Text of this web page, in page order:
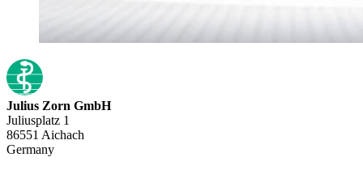
Julius Zorn GmbH
Juliusplatz 1
86551 Aichach
Germany